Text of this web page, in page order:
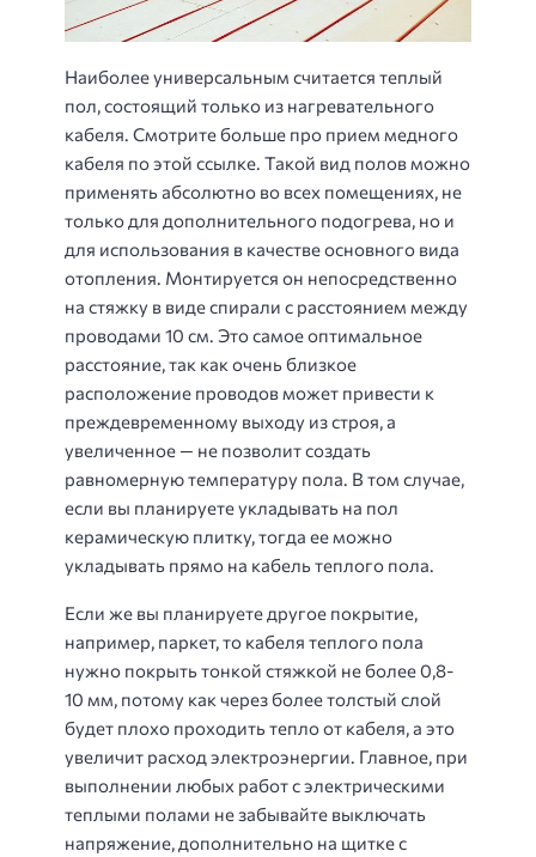
Наиболее универсальным считается теплый
пол, состоящий только из нагревательного
кабеля. Смотрите больше про прием медного
кабеля по этой ссылке. Такой вид полов можно
применять абсолютно во всех помещениях, не
только для дополнительного подогрева, но и
для использования в качестве основного вида
отопления. Монтируется он непосредственно
на стяжку в виде спирали с расстоянием между
проводами 10 см. Это самое оптимальное
расстояние, так как очень близкое
расположение проводов может привести к
преждевременному выходу из строя, а
увеличенное — не позволит создать
равномерную температуру пола. В том случае,
если вы планируете укладывать на пол
керамическую плитку, тогда ее можно
укладывать прямо на кабель теплого пола.
Если же вы планируете другое покрытие,
например, паркет, то кабеля теплого пола
нужно покрыть тонкой стяжкой не более 0,8-
10 мм, потому как через более толстый слой
будет плохо проходить тепло от кабеля, а это
увеличит расход электроэнергии. Главное, при
выполнении любых работ с электрическими
теплыми полами не забывайте выключать
напряжение, дополнительно на щитке с